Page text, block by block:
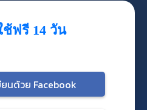
ฟรี 14 วัน